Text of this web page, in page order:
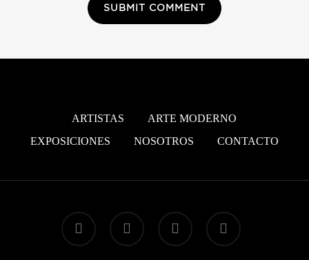
ARTISTAS
ARTE MODERNO
EXPOSICIONES
NOSOTROS CONTACTO
instagram whatsapp phone email